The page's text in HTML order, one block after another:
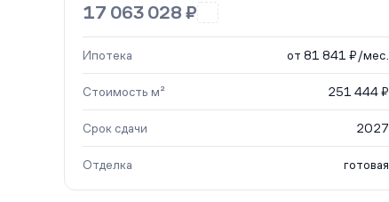
17 063 028 ₽
Ипотека от 81 841 ₽/мес.
Стоимость м² 251 444 ₽
Срок сдачи 2027
Отделка готовая